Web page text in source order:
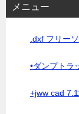
メニュー
.dxf フリー
•ダンプトラ
+jww cad